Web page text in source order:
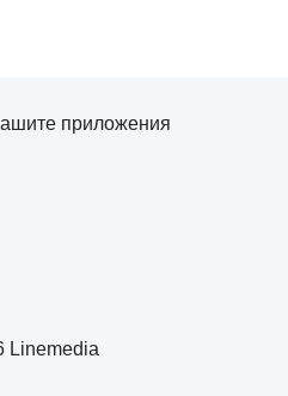
Linemedia
приложения